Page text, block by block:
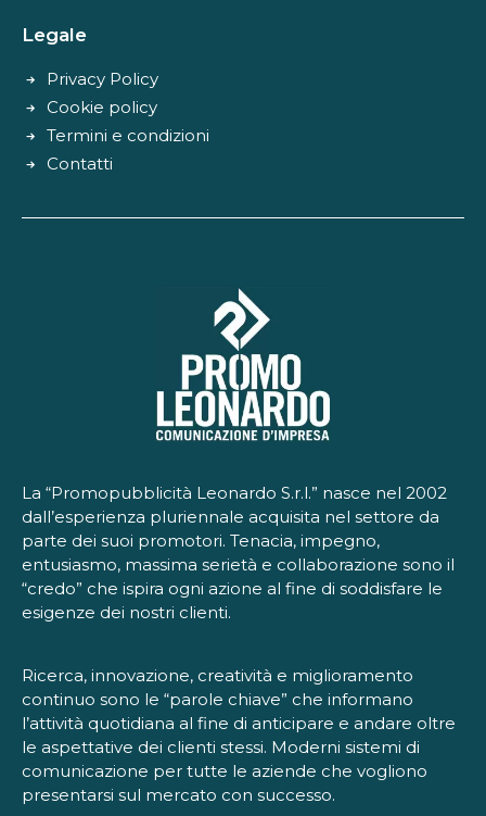
Legale
Privacy Policy
Cookie policy
Termini e condizioni
Contatti
La “Promopubblicità Leonardo S.r.l.” nasce nel 2002
dall’esperienza pluriennale acquisita nel settore da
parte dei suoi promotori. Tenacia, impegno,
entusiasmo, massima serietà e collaborazione sono il
“credo” che ispira ogni azione al fine di soddisfare le
esigenze dei nostri clienti.
Ricerca, innovazione, creatività e miglioramento
continuo sono le “parole chiave” che informano
l’attività quotidiana al fine di anticipare e andare oltre
le aspettative dei clienti stessi. Moderni sistemi di
comunicazione per tutte le aziende che vogliono
presentarsi sul mercato con successo.